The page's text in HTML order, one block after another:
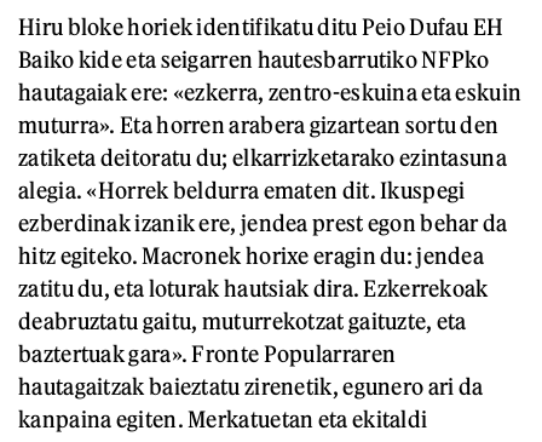
Hiru bloke horiek identifikatu ditu Peio Dufau EH
Baiko kide eta seigarren hautesbarrutiko NFPko
hautagaiak ere: «ezkerra, zentro-eskuina eta eskuin
muturra». Eta horren arabera gizartean sortu den
zatiketa deitoratu du; elkarrizketarako ezintasuna
alegia. «Horrek beldurra ematen dit. Ikuspegi
ezberdinak izanik ere, jendea prest egon behar da
hitz egiteko. Macronek horixe eragin du: jendea
zatitu du, eta loturak hautsiak dira. Ezkerrekoak
deabruztatu gaitu, muturrekotzat gaituzte, eta
baztertuak gara». Fronte Popularraren
hautagaitzak baieztatu zirenetik, egunero ari da
kanpaina egiten. Merkatuetan eta ekitaldi